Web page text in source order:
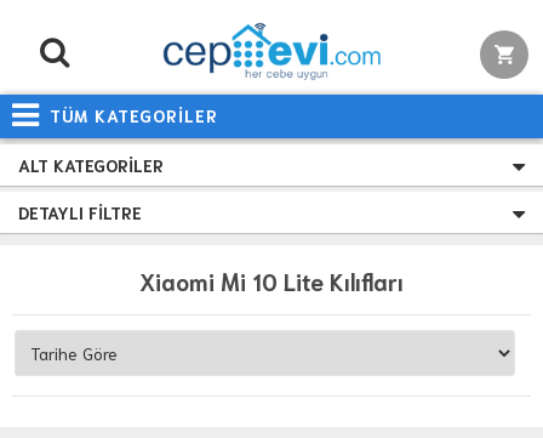
TÜM KATEGORİLER
ALT KATEGORILER
DETAYLI FILTRE
Xiaomi Mi 10 Lite Kılıfları